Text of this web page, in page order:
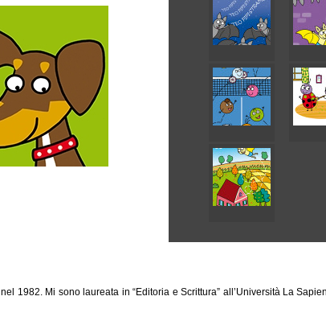
1982. Mi sono laureata in “Editoria e Scrittura” all’Università La